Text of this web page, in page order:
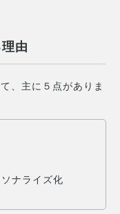
由
、主に５点がありま
ナライズ化